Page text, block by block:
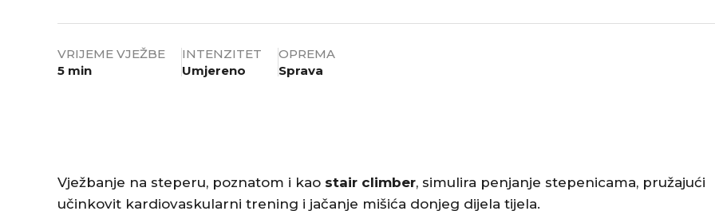
VRIJEME VJEŽBE
5 min
INTENZITET
Umjereno
OPREMA
Sprava
​Vježbanje na steperu, poznatom i kao stair climber, simulira penjanje stepenicama, pružajući
učinkovit kardiovaskularni trening i jačanje mišića donjeg dijela tijela.​